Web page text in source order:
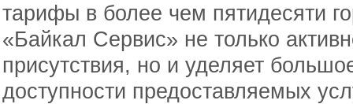
тарифы в более чем пятидесяти
«Байкал Сервис» не только
присутствия, но и уделяет
доступности предоставляемых